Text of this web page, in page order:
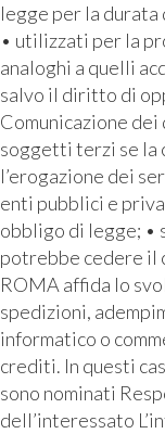
legge per la
• utilizzati per la
analoghi a quelli
salvo il diritto di
Comunicazione dei
soggetti terzi se la
l’erogazione dei
enti pubblici e
obbligo di legge; •
potrebbe cedere il
ROMA affida lo
spedizioni,
informatico o
crediti. In questi
sono nominati
dell’interessato